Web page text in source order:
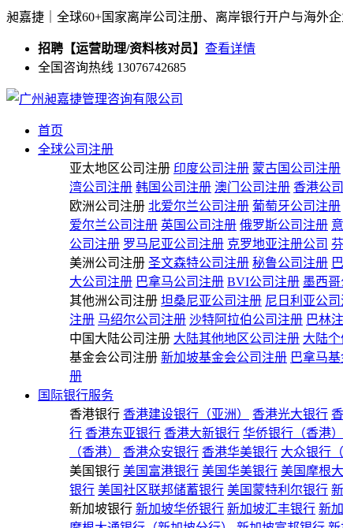
昶嘉捷｜全球60+国家离岸公司注册、离岸银行开户与海外
招聘【运营助理/资料核对员】 查看详情
全国咨询热线 13076742685
首页
全球公司注册
亚太地区公司注册 印度公司注册 蒙古国公司注册
湾公司注册 韩国公司注册 澳门公司注册 香港公
欧洲公司注册 北爱尔兰公司注册 葡萄牙公司注册
爱尔兰公司注册 英国公司注册 俄罗斯公司注册
公司注册 罗马尼亚公司注册 克罗地亚注册公司
美洲公司注册 圣文森特公司注册 秘鲁公司注册
大公司注册 巴拿马公司注册 BVI公司注册 墨西
其他洲公司注册 坦桑尼亚公司注册 尼日利亚公
注册 马绍尔公司注册 沙特阿拉伯公司注册 巴林
中国大陆公司注册 大陆其他地区公司注册 大陆
基金会公司注册 新加坡基金会公司注册 巴拿马
册
国际银行服务
香港银行 香港建设银行（亚洲） 香港光大银行
行 香港东亚银行 香港大新银行 华侨银行（香港）
（香港）
香港众安银行 香港华美银行 大众银行
美国银行 美国富港银行 美国华美银行 美国摩根
银行 美国社区联邦储蓄银行 美国蒙特利尔银行
新加坡银行 新加坡华侨银行 新加坡汇丰银行 新